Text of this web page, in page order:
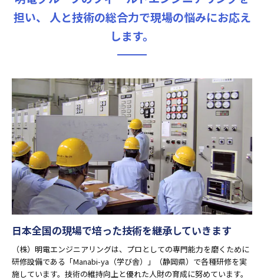
担い、
人と技術の総合力で現場の悩みにお応え
します。
日本全国の現場で培った技術を継承していきます
（株）明電エンジニアリングは、プロとしての専門能力を磨くために
研修設備である「Manabi-ya（学び舎）」（静岡県）で各種研修を実
施しています。技術の維持向上と優れた人財の育成に努めています。